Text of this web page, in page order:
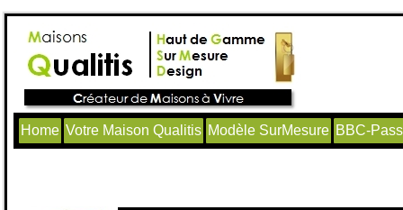
Home Votre Maison Qualitis Modèle SurMesure BBC-